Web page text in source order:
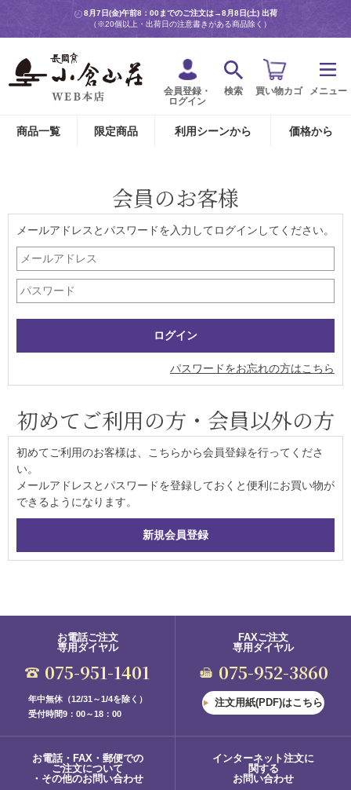
8月7日(金)午前8：00までのご注文は→8月8日(土) 出荷
（※20個以上・出荷日の注意書きがある商品除く）
会員登録・
ログイン
検索 買い物カゴ メニュー
商品一覧 限定商品 利用シーンから 価格から
会員のお客様
メールアドレスとパスワードを入力してログインしてください。
パスワードをお忘れの方はこちら
初めてご利用の方・会員以外の方
初めてご利用のお客様は、こちらから会員登録を行ってくださ
い。
メールアドレスとパスワードを登録しておくと便利にお買い物が
できるようになります。
お電話ご注文
専用ダイヤル
075-951-1401
年中無休（12/31～1/4を除く）
受付時間9：00～18：00
FAXご注文
専用ダイヤル
075-952-3860
注文用紙(PDF)はこちら
お電話・FAX・郵便での
ご注文について
・その他のお問い合わせ
インターネット注文に
関する
お問い合わせ